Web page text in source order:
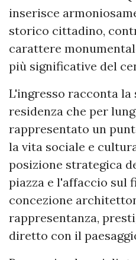
inserisce
storico cittadino,
carattere
più significative del
L'ingresso racconta
residenza che per
rappresentato un
la vita sociale e
posizione strategica
piazza e l'affaccio sul
concezione
rappresentanza,
diretto con il